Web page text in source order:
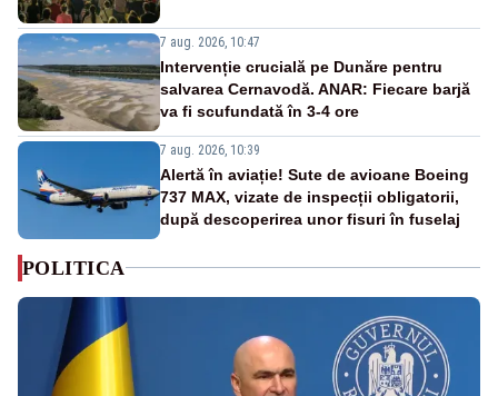
7 aug. 2026, 10:47
Intervenție crucială pe Dunăre pentru
salvarea Cernavodă. ANAR: Fiecare barjă
va fi scufundată în 3-4 ore
7 aug. 2026, 10:39
Alertă în aviație! Sute de avioane Boeing
737 MAX, vizate de inspecții obligatorii,
după descoperirea unor fisuri în fuselaj
POLITICA